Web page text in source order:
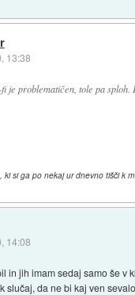
13:38
je problematičen, tole pa
ki si ga po nekaj ur dnevno tišči k
14:08
in jih imam sedaj samo še v
slučaj, da ne bi kaj ven